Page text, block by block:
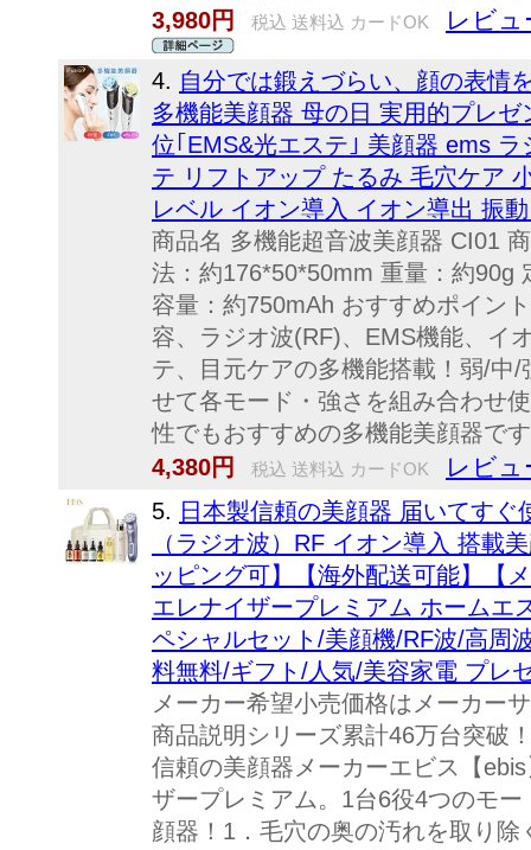
3,980円
税込 送料込 カードOK レビュ
4. 自分では鍛えづらい、顔の表情
多機能美顔器 母の日 実用的プレ
位｢EMS&光エステ｣ 美顔器 ems
テ リフトアップ たるみ 毛穴ケア
レベル イオン導入 イオン導出 振
商品名 多機能超音波美顔器 CI01
法：約176*50*50mm 重量：約
容量：約750mAh おすすめポイン
容、ラジオ波(RF)、EMS機能、イ
テ、目元ケアの多機能搭載！弱/中
せて各モード・強さを組み合わせ
性でもおすすめの多機能美顔器で
4,380円
税込 送料込 カードOK レビュ
5. 日本製信頼の美顔器 届いてす
（ラジオ波）RF イオン導入 搭載
ッピング可】【海外配送可能】【
エレナイザープレミアム ホームエ
ペシャルセット/美顔機/RF波/高周
料無料/ギフト/人気/美容家電 プレ
メーカー希望小売価格はメーカー
商品説明シリーズ累計46万台突破
信頼の美顔器メーカーエビス【
ザープレミアム。1台6役4つのモ
顔器！1．毛穴の奥の汚れを取り